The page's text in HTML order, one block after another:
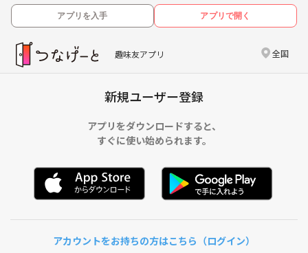
アプリを入手 アプリで開く
趣味友アプリ 全国
新規ユーザー登録
アプリをダウンロードすると、
すぐに使い始められます。
アカウントをお持ちの方はこちら（ログイン）